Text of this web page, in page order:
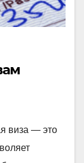
виза — это